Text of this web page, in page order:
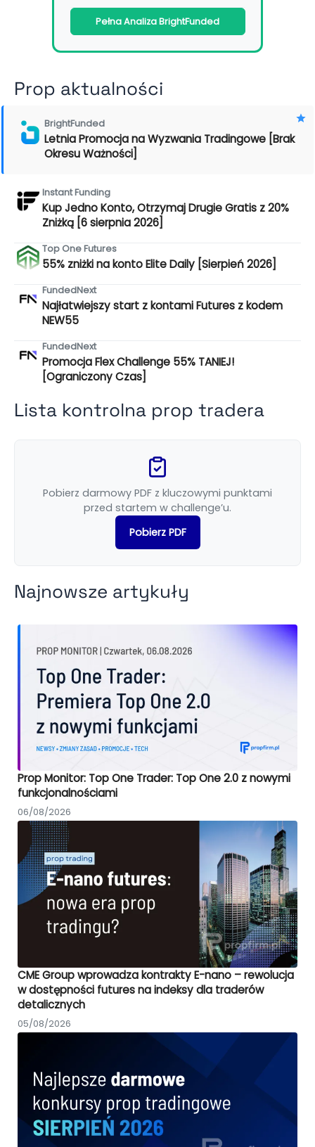
Pełna Analiza BrightFunded
Prop aktualności
BrightFunded
Letnia Promocja na Wyzwania Tradingowe [Brak
Okresu Ważności]
Instant Funding
Kup Jedno Konto, Otrzymaj Drugie Gratis z 20%
Zniżką [6 sierpnia 2026]
Top One Futures
55% zniżki na konto Elite Daily [Sierpień 2026]
FundedNext
Najłatwiejszy start z kontami Futures z kodem
NEW55
FundedNext
Promocja Flex Challenge 55% TANIEJ!
[Ograniczony Czas]
Lista kontrolna prop tradera
Pobierz darmowy PDF z kluczowymi punktami
przed startem w challenge’u.
Pobierz PDF
Najnowsze artykuły
Prop Monitor: Top One Trader: Top One 2.0 z nowymi
funkcjonalnościami
06/08/2026
CME Group wprowadza kontrakty E-nano – rewolucja
w dostępności futures na indeksy dla traderów
detalicznych
05/08/2026